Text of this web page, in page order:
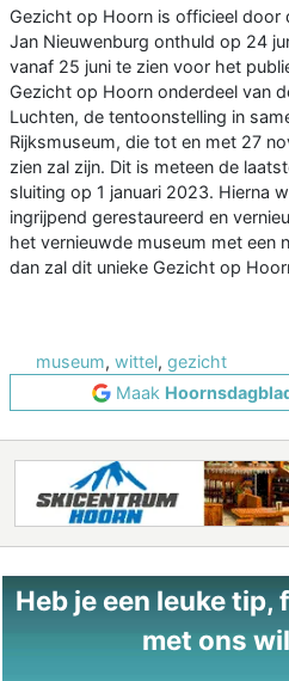
Gezicht op Hoorn is officieel door
Jan Nieuwenburg onthuld op 24
vanaf 25 juni te zien voor het
Gezicht op Hoorn onderdeel van
Luchten, de tentoonstelling in
Rijksmuseum, die tot en met 27
zien zal zijn. Dit is meteen de
sluiting op 1 januari 2023. Hierna
ingrijpend gerestaureerd en
het vernieuwde museum met een
dan zal dit unieke Gezicht op
museum, wittel, gezicht
Maak
Heb je een leuke
met ons